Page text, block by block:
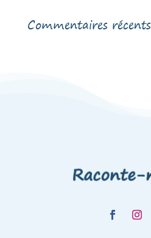
Commentaires récents